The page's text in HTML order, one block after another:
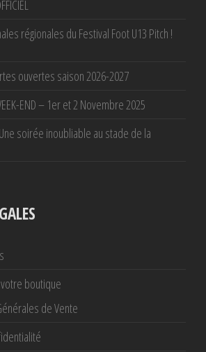
régionales du Festival Foot U13 Pitch !
ouvertes saison 2026-2027
END – 1er et 2 Novembre 2025
soirée inoubliable au stade de la
boutique
de Vente